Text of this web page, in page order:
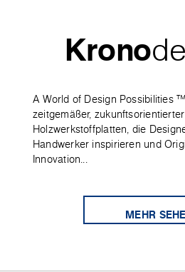
Krono
A World of Design Possibilities
zeitgemäßer,
Holzwerkstoffplatten, die
Handwerker inspirieren und
Innovation...
MEHR